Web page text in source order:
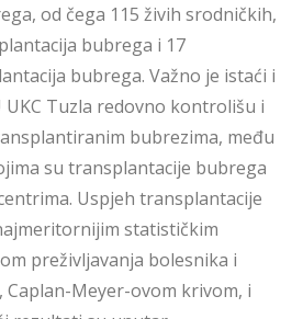
od čega 115 živih srodničkih,
bubrega i 17
bubrega. Važno je istaći i
UKC Tuzla redovno kontrolišu i
bubrezima, među
su transplantacije bubrega
Uspjeh transplantacije
statističkim
preživljavanja bolesnika i
Meyer-ovom krivom, i